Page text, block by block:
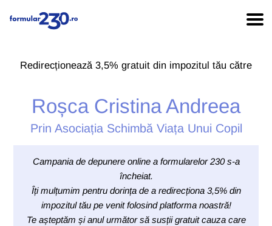
Redirecționează 3,5% gratuit din impozitul tău către
Roșca Cristina Andreea
Prin Asociația Schimbă Viața Unui Copil
Campania de depunere online a formularelor 230 s-a
încheiat.
Îți mulțumim pentru dorința de a redirecționa 3,5% din
impozitul tău pe venit folosind platforma noastră!
Te așteptăm și anul următor să susții gratuit cauza care